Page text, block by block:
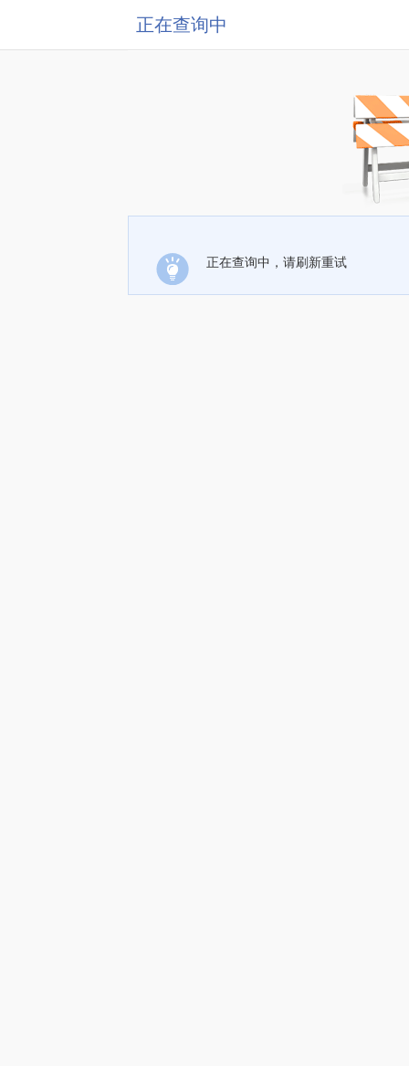
正在查询中
正在查询中，请刷新重试